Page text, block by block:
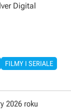
Digital
FILMY I SERIALE
2026 roku